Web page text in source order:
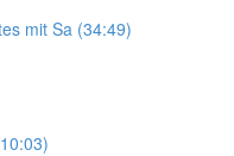
mit Sa (34:49)